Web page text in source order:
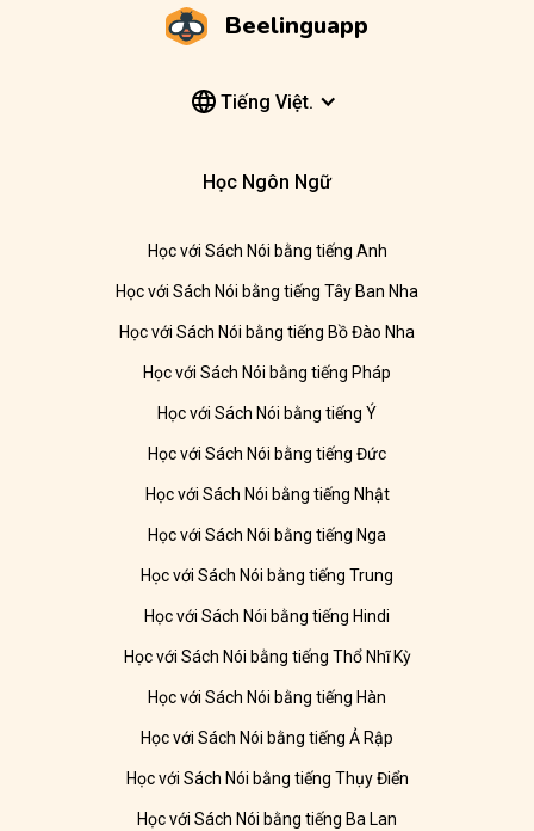
Beelinguapp
Tiếng Việt.
Học Ngôn Ngữ
Học với Sách Nói bằng tiếng Anh
Học với Sách Nói bằng tiếng Tây Ban Nha
Học với Sách Nói bằng tiếng Bồ Đào Nha
Học với Sách Nói bằng tiếng Pháp
Học với Sách Nói bằng tiếng Ý
Học với Sách Nói bằng tiếng Đức
Học với Sách Nói bằng tiếng Nhật
Học với Sách Nói bằng tiếng Nga
Học với Sách Nói bằng tiếng Trung
Học với Sách Nói bằng tiếng Hindi
Học với Sách Nói bằng tiếng Thổ Nhĩ Kỳ
Học với Sách Nói bằng tiếng Hàn
Học với Sách Nói bằng tiếng Ả Rập
Học với Sách Nói bằng tiếng Thụy Điển
Học với Sách Nói bằng tiếng Ba Lan